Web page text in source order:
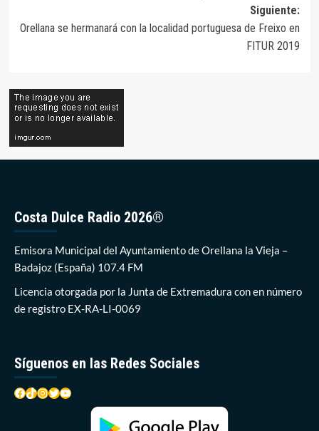
Siguiente:
Orellana se hermanará con la localidad portuguesa de Freixo en
FITUR 2019
Costa Dulce Radio 2026®
Emisora Municipal del Ayuntamiento de Orellana la Vieja –
Badajoz (España) 107.4 FM
Licencia otorgada por la Junta de Extremadura con en número
de registro EX-RA-LI-0069
Síguenos en las Redes Sociales
Facebook
TikTok
Instagram
Twitter
YouTube